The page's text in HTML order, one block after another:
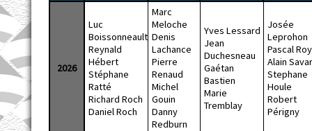
2026
Luc
Boissonneault
Reynald
Hébert
Stéphane
Ratté
Richard Roch
Daniel Roch
Marc
Meloche
Denis
Lachance
Pierre
Renaud
Michel
Gouin
Danny
Redburn
Yves Lessard
Jean
Duchesneau
Gaétan
Bastien
Marie
Tremblay
Josée
Leprohon
Pascal Roy
Alain
Stephane
Houle
Robert
Périgny